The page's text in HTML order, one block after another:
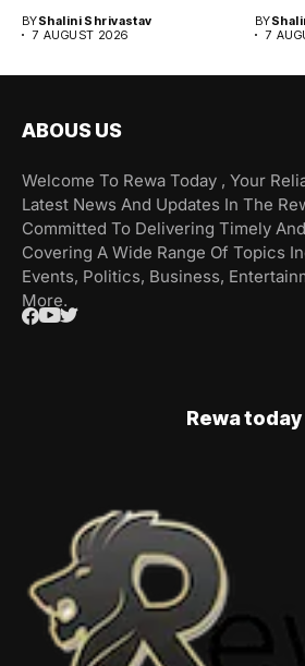
BYShalini Shrivastav
7 AUGUST 2026
BY
7
ABOUS US
Welcome To Rewa Today , Your
Latest News And Updates In The
Committed To Delivering Timely
Covering A Wide Range Of Topics
Events, Politics, Business,
More.
Rewa today